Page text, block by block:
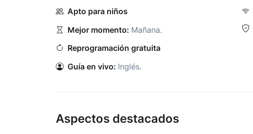
Apto para niños
Mejor momento: Mañana.
Reprogramación gratuita
Guía en vivo: Inglés.
Aspectos destacados